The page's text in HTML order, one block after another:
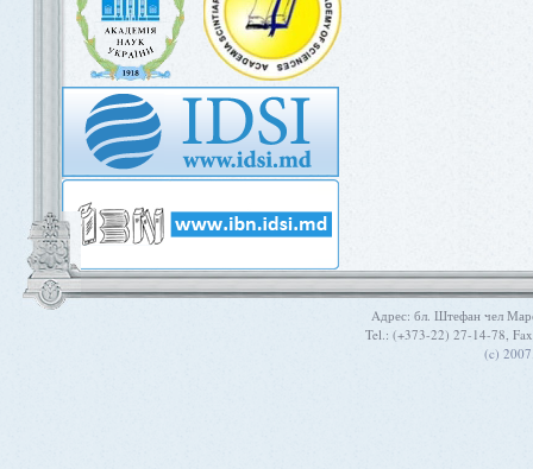
Aдрес: бл. Штефан чел
Tel.: (+373-22) 27-14-78,
(c)